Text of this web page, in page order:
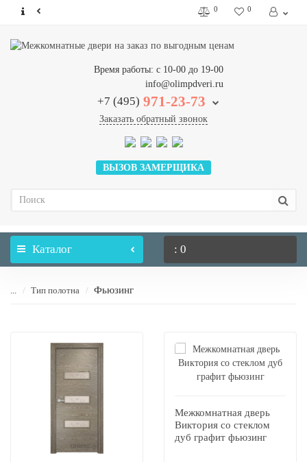
0 0
Время работы: с 10-00 до 19-00
info@olimpdveri.ru
+7 (495) 971-23-73
Заказать обратный звонок
ВЫЗОВ ЗАМЕРЩИКА
Каталог : 0
... Тип полотна Фьюзинг
Межкомнатная дверь
Виктория со стеклом
дуб графит фьюзинг